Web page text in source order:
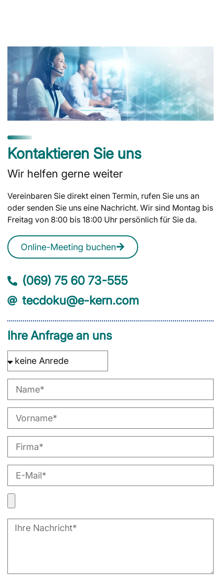
Kontaktieren Sie uns
Wir helfen gerne weiter
Vereinbaren Sie direkt einen Termin, rufen Sie uns an
oder senden Sie uns eine Nachricht. Wir sind Montag bis
Freitag von 8:00 bis 18:00 Uhr persönlich für Sie da.
Online-Meeting buchen
(069) 75 60 73-555
tecdoku@e-kern.com
Ihre Anfrage an uns